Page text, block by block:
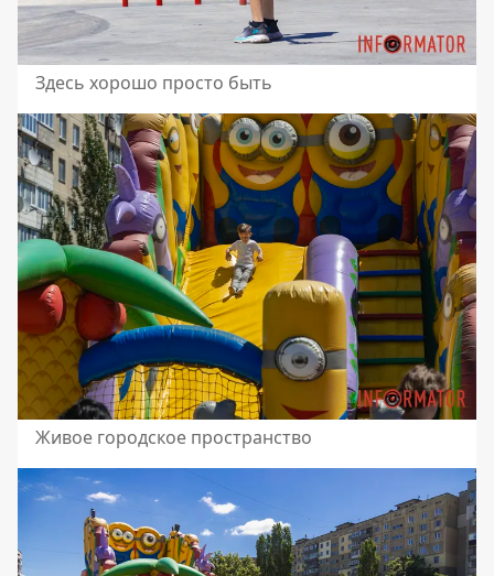
Здесь хорошо просто быть
Живое городское пространство